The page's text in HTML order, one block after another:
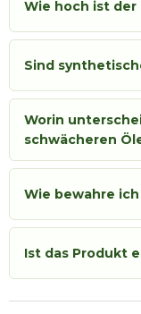
Wie hoch ist der
Sind
Worin
schwächeren
Wie bewahre
Ist das Produkt